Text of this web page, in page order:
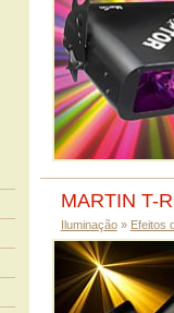
MARTIN T-
Iluminação» Efeitos